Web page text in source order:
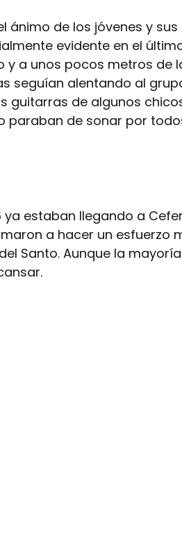
ánimo de los jóvenes y
evidente en el
y a unos pocos metros de
seguían alentando al
guitarras de algunos
paraban de sonar por
ya estaban llegando a
a hacer un esfuerzo
Santo. Aunque la